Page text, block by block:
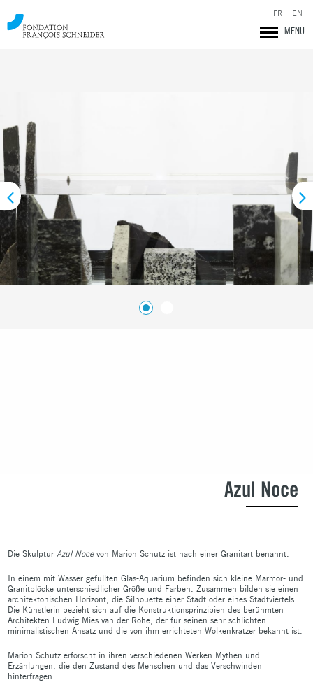
Fondation François Schneider
MENU
FR EN
Azul Noce
Die Skulptur Azul Nocevon Marion Schutz ist nach einer Granitart benannt.
In einem mit Wasser gefüllten Glas-Aquarium befinden sich kleine Marmor- und
Granitblöcke unterschiedlicher Größe und Farben. Zusammen bilden sie einen
architektonischen Horizont, die Silhouette einer Stadt oder eines Stadtviertels.
Die Künstlerin bezieht sich auf die Konstruktionsprinzipien des berühmten
Architekten Ludwig Mies van der Rohe, der für seinen sehr schlichten
minimalistischen Ansatz und die von ihm errichteten Wolkenkratzer bekannt ist.
Marion Schutz erforscht in ihren verschiedenen Werken Mythen und
Erzählungen, die den Zustand des Menschen und das Verschwinden
hinterfragen.